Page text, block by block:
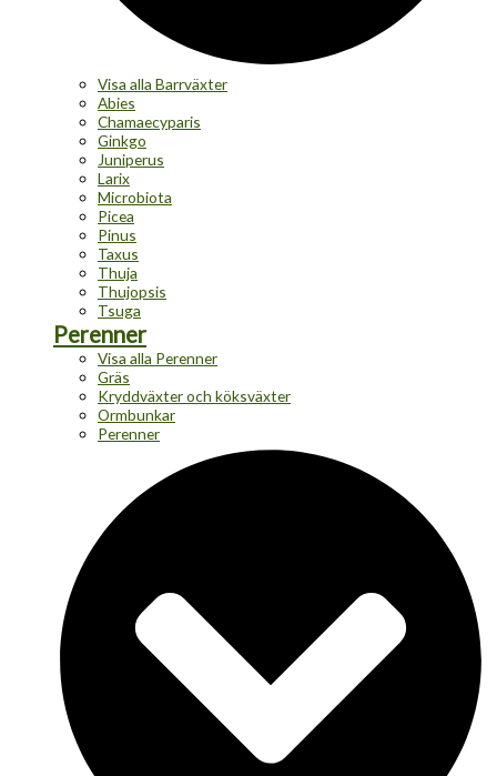
Visa alla Barrväxter
Abies
Chamaecyparis
Ginkgo
Juniperus
Larix
Microbiota
Picea
Pinus
Taxus
Thuja
Thujopsis
Tsuga
Perenner
Visa alla Perenner
Gräs
Kryddväxter och köksväxter
Ormbunkar
Perenner